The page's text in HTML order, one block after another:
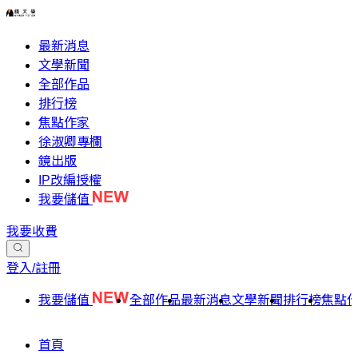
最新消息
文學新聞
全部作品
排行榜
焦點作家
徐淑卿專欄
鏡出版
IP改編授權
我要儲值
我要收費
登入/註冊
我要儲值 全部作品最新消息文學新聞排行榜焦點
首頁